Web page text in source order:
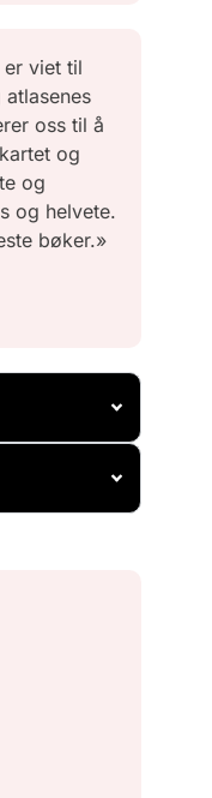
viet til
oss til å
og
og
og helvete.
bøker.»